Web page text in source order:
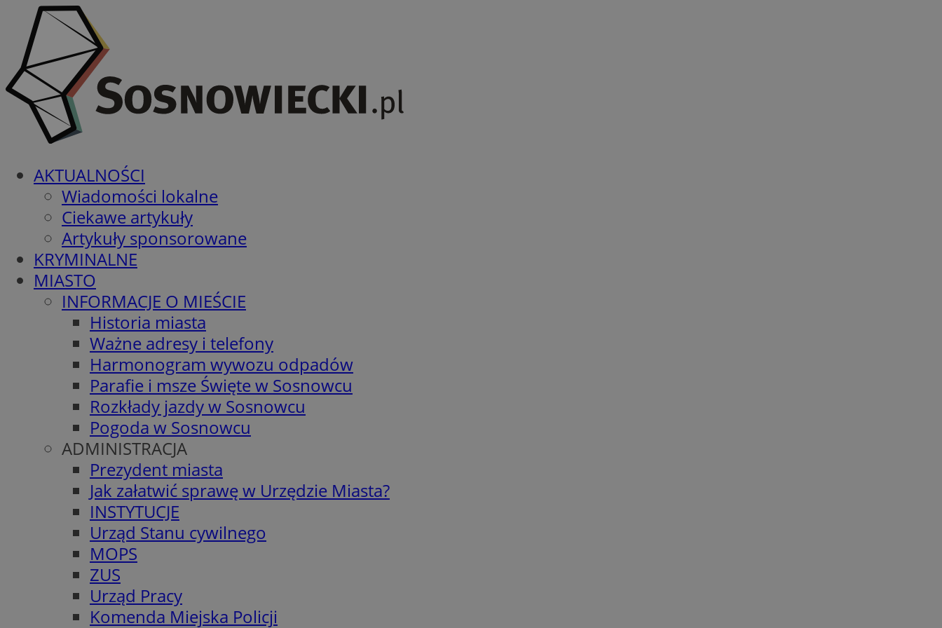
AKTUALNOŚCI
Wiadomości lokalne
Ciekawe artykuły
Artykuły sponsorowane
KRYMINALNE
MIASTO
INFORMACJE O MIEŚCIE
Historia miasta
Ważne adresy i telefony
Harmonogram wywozu odpadów
Parafie i msze Święte w Sosnowcu
Rozkłady jazdy w Sosnowcu
Pogoda w Sosnowcu
ADMINISTRACJA
Prezydent miasta
Jak załatwić sprawę w Urzędzie Miasta?
INSTYTUCJE
Urząd Stanu cywilnego
MOPS
ZUS
Urząd Pracy
Komenda Miejska Policji